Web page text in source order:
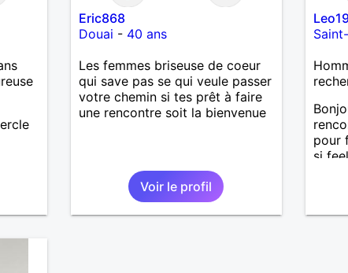
Eric868
Douai - 40 ans
Les femmes briseuse de coeur
qui save pas se qui veule passer
votre chemin si tes prêt à faire
une rencontre soit la bienvenue
Voir le profil
pour
si